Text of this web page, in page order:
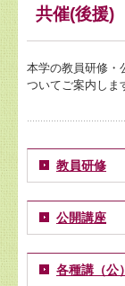
共催(後援)
本学の教員研修・
ついてご案内しま
教員研修
公開講座
各種講（公